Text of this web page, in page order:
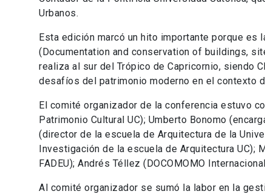
Urbanos.
Esta edición marcó un hito importante porque es
(Documentation and conservation of buildings,
realiza al sur del Trópico de Capricornio, siendo
desafíos del patrimonio moderno en el contexto
El comité organizador de la conferencia estuvo
Patrimonio Cultural UC); Umberto Bonomo
(director de la escuela de Arquitectura de la
Investigación de la escuela de Arquitectura UC);
FADEU); Andrés Téllez (DOCOMOMO
Al comité organizador se sumó la labor en la